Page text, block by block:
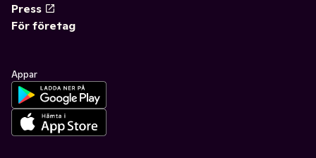
Press
För företag
Appar